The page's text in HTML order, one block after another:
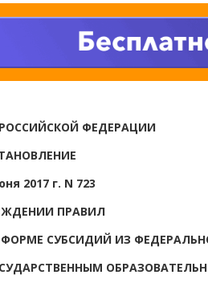
ФЕДЕРАЦИИ
2017 г. N 723
ПРАВИЛ
СУБСИДИЙ ИЗ